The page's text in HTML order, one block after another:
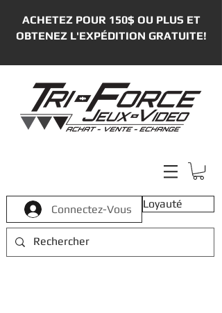
ACHETEZ POUR 150$ OU PLUS ET
OBTENEZ L'EXPÉDITION GRATUITE!
Connectez-Vous Loyauté